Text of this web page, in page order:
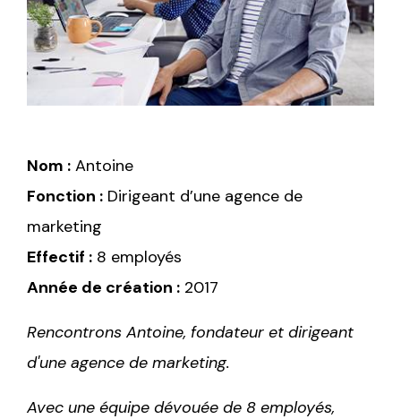
Nom : Antoine
Fonction : Dirigeant d’une agence de
marketing
Effectif : 8 employés
Année de création : 2017
Rencontrons Antoine, fondateur et dirigeant
d'une agence de marketing.
Avec une équipe dévouée de 8 employés,